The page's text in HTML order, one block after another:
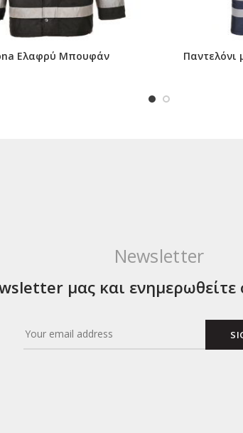
Ελαφρύ Μπουφάν Παντελόνι
Newsletter
μας και ενημερωθείτε